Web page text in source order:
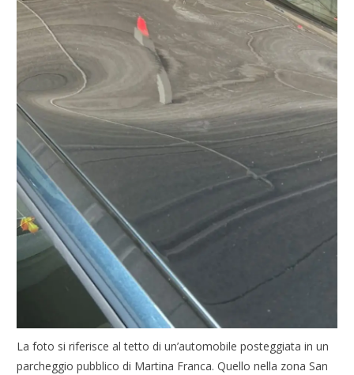
La foto si riferisce al tetto di un’automobile posteggiata in un
parcheggio pubblico di Martina Franca. Quello nella zona San